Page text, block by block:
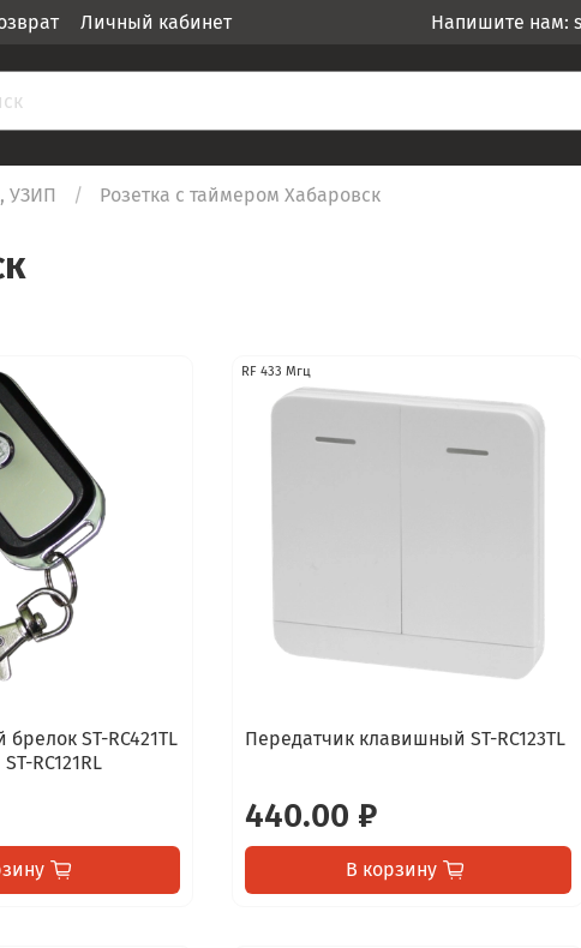
Личный кабинет Напишите нам:
УЗИП Розетка с таймером Хабаровск
ST-RC421TL
RC121RL
RF 433 Мгц
Передатчик клавишный ST-RC123TL
440.00 ₽
В корзину